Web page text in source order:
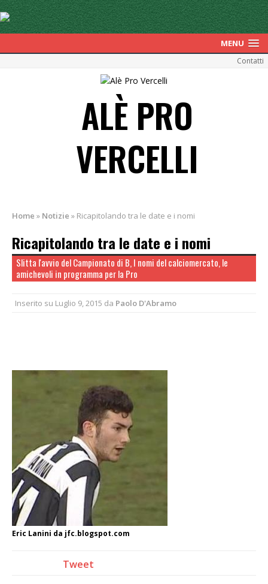
MENU
Contatti
ALÈ PRO
VERCELLI
Home » Notizie » Ricapitolando tra le date e i nomi
Ricapitolando tra le date e i nomi
Slitta l'avvio del Campionato di B, I nomi del calciomercato, le
amichevoli in programma per la Pro
Inserito su Luglio 9, 2015 da Paolo D'Abramo
Eric Lanini da jfc.blogspot.com
Tweet